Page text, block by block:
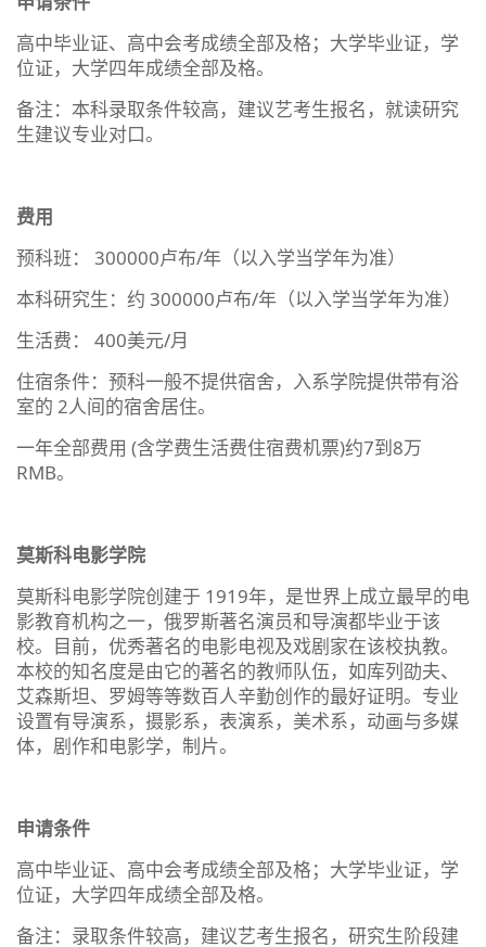
高中毕业证、高中会考成绩全部及格；大学毕业证，学
位证，大学四年成绩全部及格。
备注：本科录取条件较高，建议艺考生报名，就读研究
生建议专业对口。
费用
预科班： 300000卢布/年 （以入学当学年为准）
本科研究生：约 300000卢布/年（以入学当学年为准）
生活费： 400美元/月
住宿条件：预科一般不提供宿舍，入系学院提供带有浴
室的 2人间的宿舍居住。
一年全部费用 (含学费生活费住宿费机票)约7到8万
RMB。
莫斯科电影学院
莫斯科电影学院创建于 1919年，是世界上成立最早的电
影教育机构之一，俄罗斯著名演员和导演都毕业于该
校。目前，优秀著名的电影电视及戏剧家在该校执教。
本校的知名度是由它的著名的教师队伍，如库列劭夫、
艾森斯坦、罗姆等等数百人辛勤创作的最好证明。专业
设置有导演系，摄影系，表演系，美术系，动画与多媒
体，剧作和电影学，制片。
申请条件
高中毕业证、高中会考成绩全部及格；大学毕业证，学
位证，大学四年成绩全部及格。
备注：录取条件较高，建议艺考生报名，研究生阶段建